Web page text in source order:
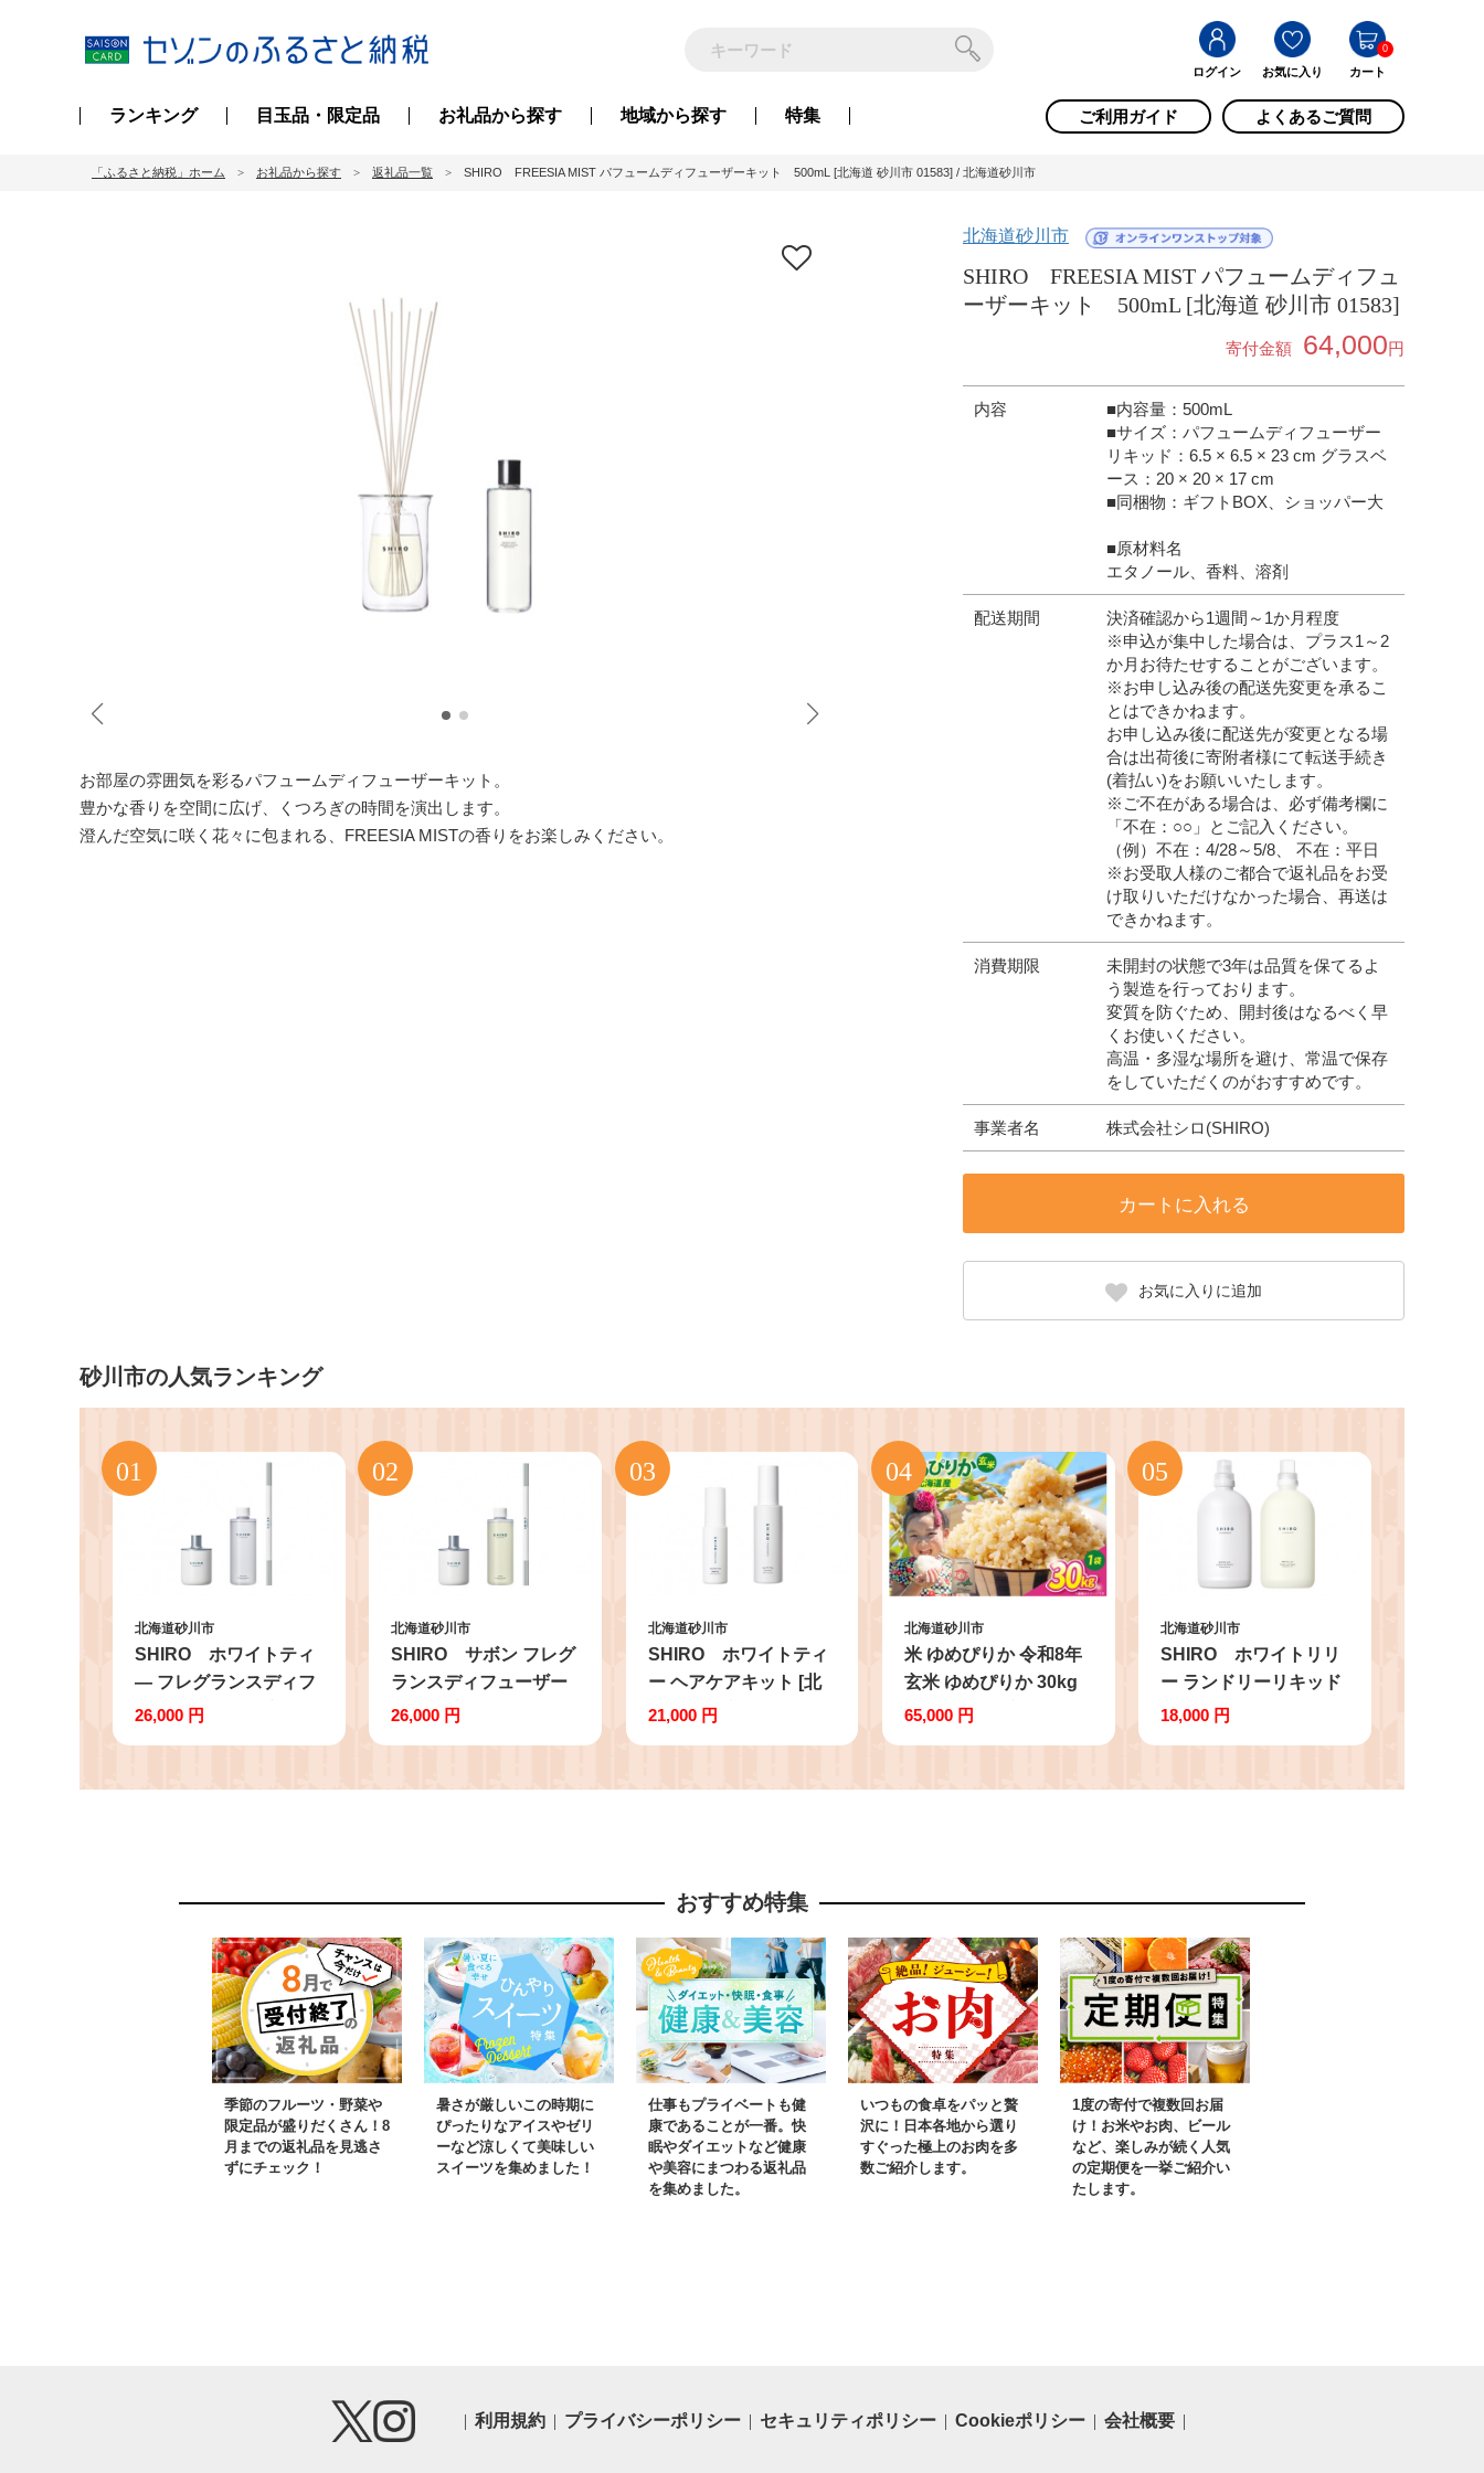
ログイン お気に入り カート
0
ランキング 目玉品・限定品 お礼品から探す 地域から探す 特集 ご利用ガイド よくあるご質問
「ふるさと納税」ホーム お礼品から探す 返礼品一覧 SHIRO FREESIA MIST パフュームディフューザーキット 500mL [北海道 砂川市 01583] / 北海道砂川市
北海道砂川市
SHIRO FREESIA MIST パフュームディフュ
ーザーキット 500mL [北海道 砂川市 01583]
寄付金額 64,000円
内容
■内容量：500mL
■サイズ：パフュームディフューザー
リキッド：6.5 × 6.5 × 23 cm グラスベ
ース：20 × 20 × 17 cm
■同梱物：ギフトBOX、ショッパー大
■原材料名
エタノール、香料、溶剤
配送期間
決済確認から1週間～1か月程度
※申込が集中した場合は、プラス1～2
か月お待たせすることがございます。
※お申し込み後の配送先変更を承るこ
とはできかねます。
お申し込み後に配送先が変更となる場
合は出荷後に寄附者様にて転送手続き
(着払い)をお願いいたします。
※ご不在がある場合は、必ず備考欄に
「不在：○○」とご記入ください。
（例）不在：4/28～5/8、 不在：平日
※お受取人様のご都合で返礼品をお受
け取りいただけなかった場合、再送は
できかねます。
消費期限
未開封の状態で3年は品質を保てるよ
う製造を行っております。
変質を防ぐため、開封後はなるべく早
くお使いください。
高温・多湿な場所を避け、常温で保存
をしていただくのがおすすめです。
事業者名 株式会社シロ(SHIRO)
カートに入れる
お気に入りに追加
お部屋の雰囲気を彩るパフュームディフューザーキット。
豊かな香りを空間に広げ、くつろぎの時間を演出します。
澄んだ空気に咲く花々に包まれる、FREESIA MISTの香りをお楽しみください。
砂川市の人気ランキング
北海道砂川市
SHIRO ホワイトティ
― フレグランスディフ
ューザーキット(容器
ト) 300mL 3ヶ月目安
26,000 円
北海道砂川市
SHIRO サボン フレグ
ランスディフューザー
キット(容器+詰め替え
月目安 [北海道 砂川市
26,000 円
北海道砂川市
SHIRO ホワイトティ
ー ヘアケアキット [北
海道 砂川市 01646]
21,000 円
北海道砂川市
米 ゆめぴりか 令和8年
玄米 ゆめぴりか 30kg
先行予約 [JA新すなが
お米 30キロ こめ コメ
30kg入り 30キログラ
おこめ rice kome 30k
お取り寄せ 道産 道産米
ユメピリカ 夢ピリカ ゆ
めぴりか 米 30kg 玄米
コメ
65,000 円
北海道砂川市
SHIRO ホワイトリリ
ー ランドリーリキッド
+ファブリックソフナー
18,000 円
おすすめ特集
季節のフルーツ・野菜や
限定品が盛りだくさん！8
月までの返礼品を見逃さ
ずにチェック！
暑さが厳しいこの時期に
ぴったりなアイスやゼリ
ーなど涼しくて美味しい
スイーツを集めました！
仕事もプライベートも健
康であることが一番。快
眠やダイエットなど健康
や美容にまつわる返礼品
を集めました。
いつもの食卓をパッと贅
沢に！日本各地から選り
すぐった極上のお肉を多
数ご紹介します。
1度の寄付で複数回お届
け！お米やお肉、ビール
など、楽しみが続く人気
の定期便を一挙ご紹介い
たします。
利用規約 プライバシーポリシー セキュリティポリシー Cookieポリシー 会社概要